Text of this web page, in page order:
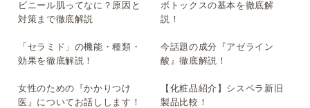
▶
ビニール肌ってなに？原因と
対策まで徹底解説
▶
ボトックスの基本を徹底解
説！
▶
「セラミド」の機能・種類・
効果を徹底解説！
▶
今話題の成分『アゼライン
酸』徹底解説！
▶
女性のための『かかりつけ
医』についてお話しします！
▶
【化粧品紹介】シスペラ新旧
製品比較！